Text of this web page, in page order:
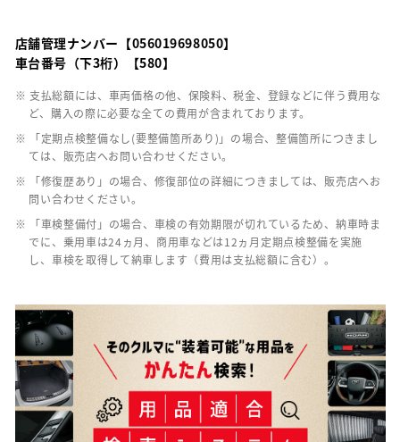
店舗管理ナンバー【056019698050】
車台番号（下3桁）【580】
※ 支払総額には、車両価格の他、保険料、税金、登録などに伴う費用な
ど、購入の際に必要な全ての費用が含まれております。
※ 「定期点検整備なし(要整備箇所あり)」の場合、整備箇所につきまし
ては、販売店へお問い合わせください。
※ 「修復歴あり」の場合、修復部位の詳細につきましては、販売店へお
問い合わせください。
※ 「車検整備付」の場合、車検の有効期限が切れているため、納車時ま
でに、乗用車は24ヵ月、商用車などは12ヵ月定期点検整備を実施
し、車検を取得して納車します（費用は支払総額に含む）。